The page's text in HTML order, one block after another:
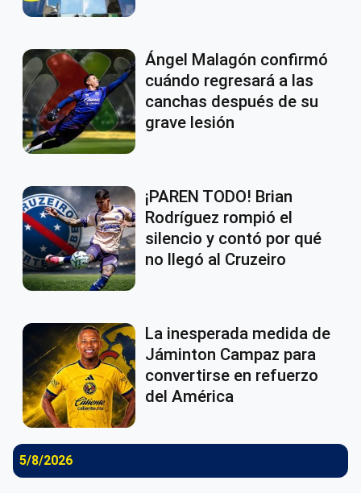
Ángel Malagón confirmó
cuándo regresará a las
canchas después de su
grave lesión
¡PAREN TODO! Brian
Rodríguez rompió el
silencio y contó por qué
no llegó al Cruzeiro
La inesperada medida de
Jáminton Campaz para
convertirse en refuerzo
del América
5/8/2026